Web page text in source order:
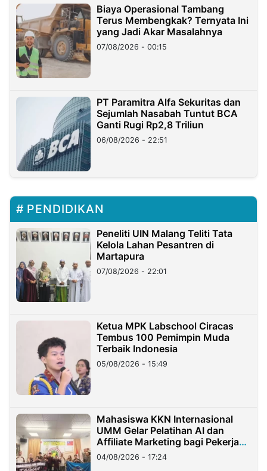
Biaya Operasional Tambang
Terus Membengkak? Ternyata Ini
yang Jadi Akar Masalahnya
07/08/2026 - 00:15
PT Paramitra Alfa Sekuritas dan
Sejumlah Nasabah Tuntut BCA
Ganti Rugi Rp2,8 Triliun
06/08/2026 - 22:51
PENDIDIKAN
Peneliti UIN Malang Teliti Tata
Kelola Lahan Pesantren di
Martapura
07/08/2026 - 22:01
Ketua MPK Labschool Ciracas
Tembus 100 Pemimpin Muda
Terbaik Indonesia
05/08/2026 - 15:49
Mahasiswa KKN Internasional
UMM Gelar Pelatihan AI dan
Affiliate Marketing bagi Pekerja
Migran Indonesia di Taiwan
04/08/2026 - 17:24